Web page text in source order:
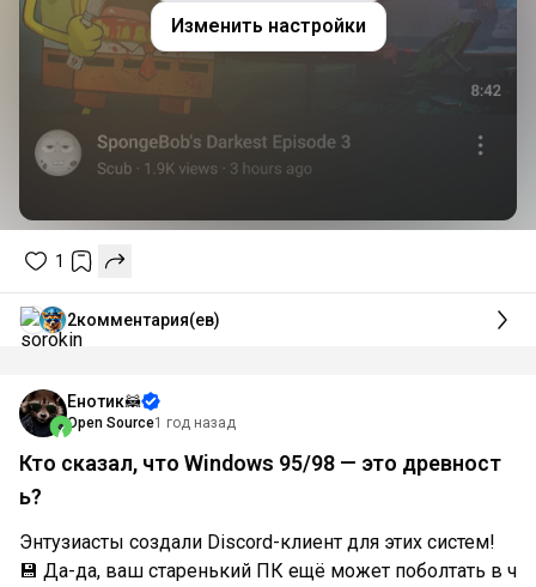
Изменить настройки
1
2комментария(ев)
Енотик🦝
Open Source1 год назад
Кто сказал, что Windows 95/98 — это древност
ь?
Энтузиасты создали Discord-клиент для этих систем!
💾 Да-да, ваш старенький ПК ещё может поболтать в ч